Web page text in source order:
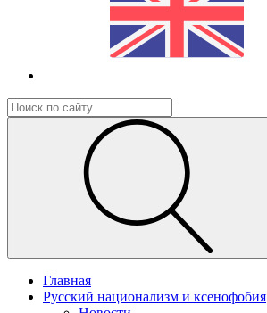
Главная
Русский национализм и ксенофобия